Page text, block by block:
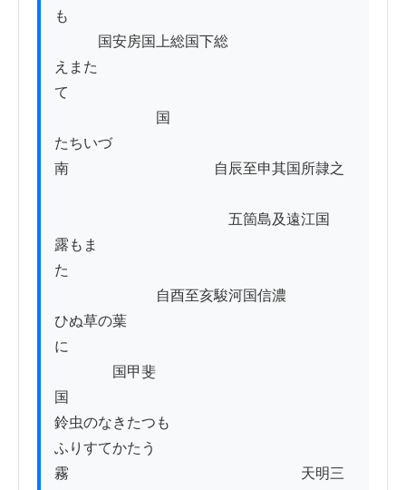
も
国安房国上総国下総
えまた
て
国
たちいづ
南　　　　　　　　　　自辰至申其国所隷之
五箇島及遠江国
露もま
た
自酉至亥駿河国信濃
ひぬ草の葉
に
国甲斐
国
鈴虫のなきたつも
ふりすてかたう
霧　　　　　　　　　　　　　　　　天明三